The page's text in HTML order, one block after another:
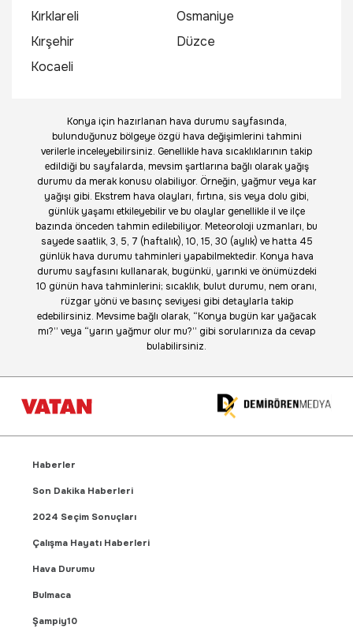
Kırklareli
Kırşehir
Kocaeli
Osmaniye
Düzce
Konya için hazırlanan hava durumu sayfasında,
bulunduğunuz bölgeye özgü hava değişimlerini tahmini
verilerle inceleyebilirsiniz. Genellikle hava sıcaklıklarının takip
edildiği bu sayfalarda, mevsim şartlarına bağlı olarak yağış
durumu da merak konusu olabiliyor. Örneğin, yağmur veya kar
yağışı gibi. Ekstrem hava olayları, fırtına, sis veya dolu gibi,
günlük yaşamı etkileyebilir ve bu olaylar genellikle il ve ilçe
bazında önceden tahmin edilebiliyor. Meteoroloji uzmanları, bu
sayede saatlik, 3, 5, 7 (haftalık), 10, 15, 30 (aylık) ve hatta 45
günlük hava durumu tahminleri yapabilmektedir. Konya hava
durumu sayfasını kullanarak, bugünkü, yarınki ve önümüzdeki
10 günün hava tahminlerini; sıcaklık, bulut durumu, nem oranı,
rüzgar yönü ve basınç seviyesi gibi detaylarla takip
edebilirsiniz. Mevsime bağlı olarak, “Konya bugün kar yağacak
mı?” veya “yarın yağmur olur mu?” gibi sorularınıza da cevap
bulabilirsiniz.
Haberler
Son Dakika Haberleri
2024 Seçim Sonuçları
Çalışma Hayatı Haberleri
Hava Durumu
Bulmaca
Şampiy10